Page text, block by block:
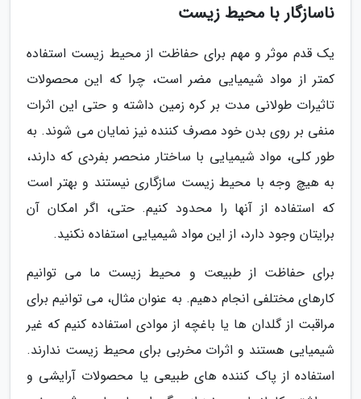
ناسازگار با محیط زیست
یک قدم موثر و مهم برای حفاظت از محیط زیست استفاده
کمتر از مواد شیمیایی مضر است، چرا که این محصولات
تاثیرات طولانی مدت بر کره زمین داشته و حتی این اثرات
منفی بر روی بدن خود مصرف کننده نیز نمایان می شوند. به
طور کلی، مواد شیمیایی با ساختار منحصر بفردی که دارند،
به هیچ وجه با محیط زیست سازگاری نیستند و بهتر است
که استفاده از آنها را محدود کنیم. حتی، اگر امکان آن
برایتان وجود دارد، از این مواد شیمیایی استفاده نکنید.
برای حفاظت از طبیعت و محیط زیست ما می توانیم
کارهای مختلفی انجام دهیم. به عنوان مثال، می توانیم برای
مراقبت از گلدان ها یا باغچه از موادی استفاده کنیم که غیر
شیمیایی هستند و اثرات مخربی برای محیط زیست ندارند.
استفاده از پاک کننده های طبیعی یا محصولات آرایشی و